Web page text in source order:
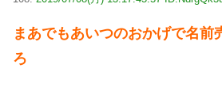
まあでもあいつのおかげで名前
ろ